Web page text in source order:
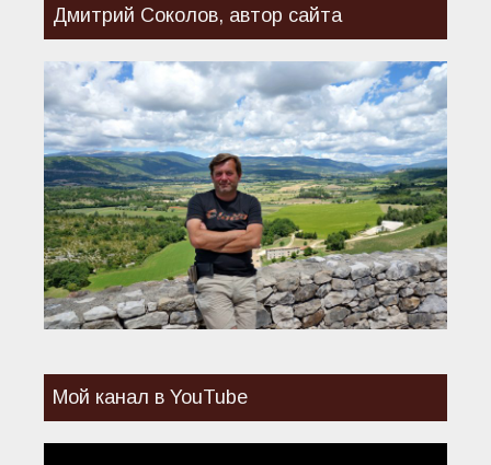
Дмитрий Соколов, автор сайта
Мой канал в YouTube